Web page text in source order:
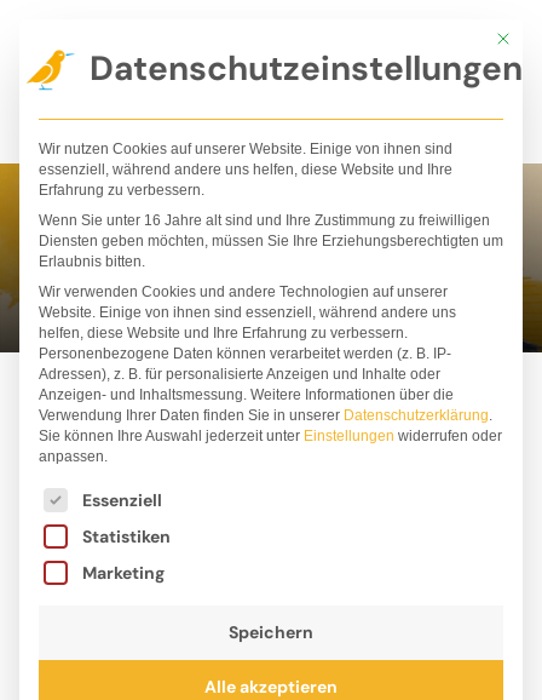
Inhalt
springen
Iris Fedrizzi
Mit
Datenschutzeinstellungen
Wir nutzen Cookies auf unserer Website. Einige von ihnen sind
essenziell, während andere uns helfen, diese Website und Ihre
Erfahrung zu verbessern.
Wenn Sie unter 16 Jahre alt sind und Ihre Zustimmung zu freiwilligen
Diensten geben möchten, müssen Sie Ihre Erziehungsberechtigten um
Erlaubnis bitten.
Wir verwenden Cookies und andere Technologien auf unserer
Website. Einige von ihnen sind essenziell, während andere uns
helfen, diese Website und Ihre Erfahrung zu verbessern.
Personenbezogene Daten können verarbeitet werden (z. B. IP-
Adressen), z. B. für personalisierte Anzeigen und Inhalte oder
Anzeigen- und Inhaltsmessung. Weitere Informationen über die
Verwendung Ihrer Daten finden Sie in unserer Datenschutzerklärung.
Sie können Ihre Auswahl jederzeit unter Einstellungen widerrufen oder
anpassen.
Es folgt eine Liste der Service-Gruppen, für die
Essenziell
Statistiken
Marketing
Speichern
Alle akzeptieren